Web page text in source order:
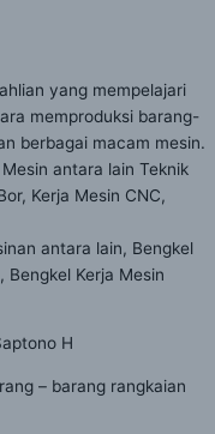
yang mempelajari
memproduksi barang-
berbagai macam mesin.
antara lain Teknik
Kerja Mesin CNC,
antara lain, Bengkel
Bengkel Kerja Mesin
H
– barang rangkaian